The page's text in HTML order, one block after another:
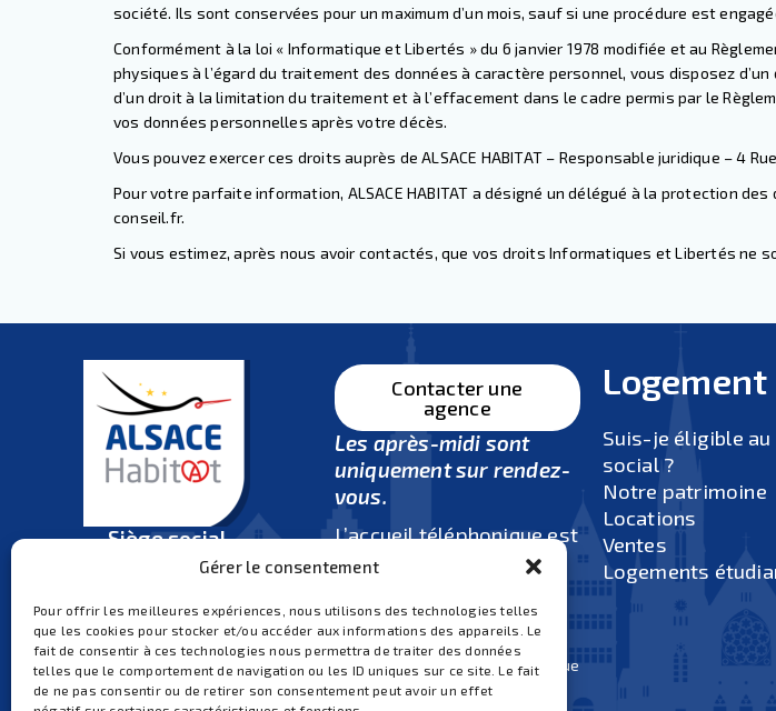
Gérer le consentement
Pour offrir les meilleures expériences, nous utilisons des technologies telles
que les cookies pour stocker et/ou accéder aux informations des appareils. Le
fait de consentir à ces technologies nous permettra de traiter des données
telles que le comportement de navigation ou les ID uniques sur ce site. Le fait
de ne pas consentir ou de retirer son consentement peut avoir un effet
société. Ils sont conservées pour un maximum d’un mois, sauf si une procédure est
Conformément à la loi « Informatique et Libertés » du 6 janvier 1978 modifiée et au
physiques à l’égard du traitement des données à caractère personnel, vous disposez
d’un droit à la limitation du traitement et à l’effacement dans le cadre permis par le
vos données personnelles après votre décès.
Vous pouvez exercer ces droits auprès de ALSACE HABITAT – Responsable juridique – 4
Pour votre parfaite information, ALSACE HABITAT a désigné un délégué à la protection
conseil.fr.
Si vous estimez, après nous avoir contactés, que vos droits Informatiques et Libertés ne
Siège social
4 rue Bartisch
03 88 65 81 90
Ouvert du lundi au vendredi
de 8h30 à 12h et de 14h à
17h
Contacter une
agence
Les après-midi sont
uniquement sur rendez-
vous.
L’accueil téléphonique est
ouvert
et de 14h30 à 17h.
Fermeture tous les mardis après-
midi (pas de rendez-vous physique
ni d’accueil téléphonique).
Logement
Suis-je éligible
social ?
Notre patrimoine
Locations
Ventes
Logements